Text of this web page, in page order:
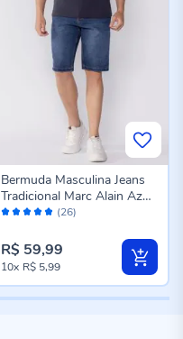
Avaliação: (26)
Bermuda Masculina Jeans
Tradicional Marc Alain Azul
Escuro
R$ 59,99
10x R$ 5,99